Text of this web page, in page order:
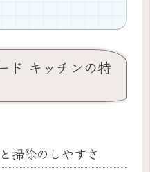
ド キッチンの特
掃除のしやすさ